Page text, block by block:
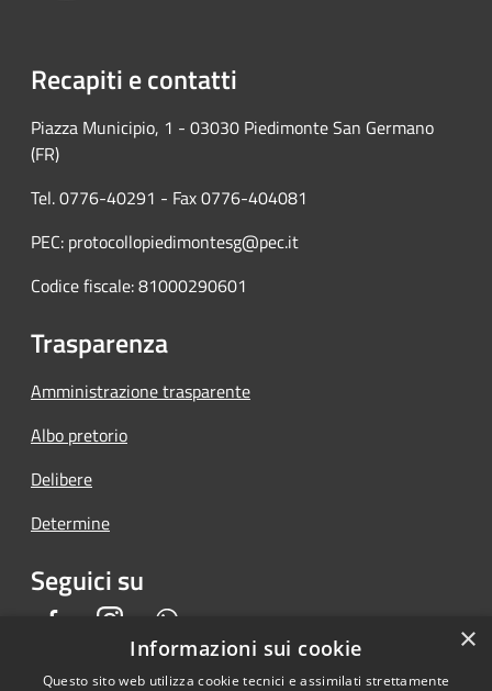
Recapiti e contatti
Piazza Municipio, 1 - 03030 Piedimonte San Germano
(FR)
Tel. 0776-40291 - Fax 0776-404081
PEC: protocollopiedimontesg@pec.it
Codice fiscale: 81000290601
Trasparenza
Amministrazione trasparente
Albo pretorio
Delibere
Determine
Seguici su
FacebookInstagram
×
Informazioni sui cookie
Questo sito web utilizza cookie tecnici e assimilati strettamente